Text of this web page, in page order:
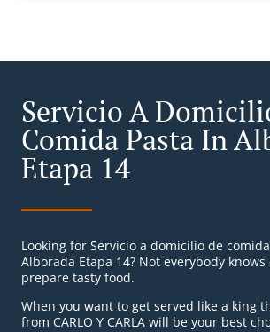
Servicio A
Comida Pasta In
Etapa 14
Looking for Servicio a domicilio de
Alborada Etapa 14? Not everybody
prepare tasty food.
When you want to get served like a king
from CARLO Y CARLA will be your best